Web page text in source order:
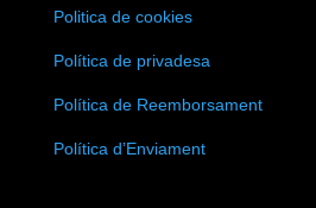
Politica de cookies
Política de privadesa
Política de Reemborsament
Política d’Enviament